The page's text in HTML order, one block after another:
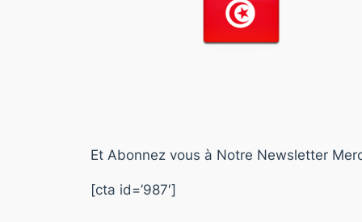
Et Abonnez vous à Notre Newsletter
[cta id=’987′]